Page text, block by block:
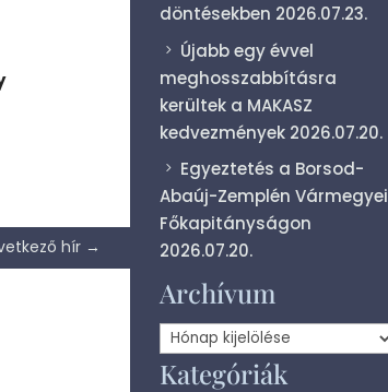
hír→
döntésekben 2026.07.23.
Újabb egy évvel
meghosszabbításra
kerültek a MAKASZ
kedvezmények 2026.07.20.
Egyeztetés a Borsod-
Abaúj-Zemplén Vármegyei
Főkapitányságon
2026.07.20.
Archívum
Archívum
Kategóriák